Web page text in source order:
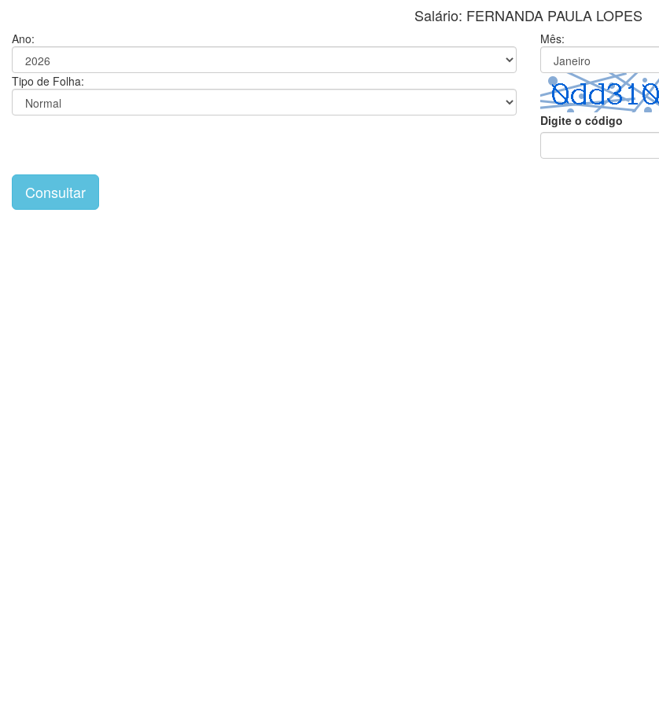
Salário: FERNANDA PAULA LOPES
Ano: Mês:
Tipo de Folha:
Digite o código